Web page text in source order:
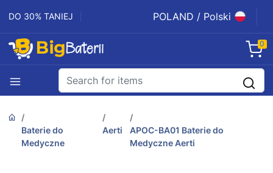
DO 30% TANIEJ POLAND / Polski
0
Baterie do
Medyczne
Aerti
APOC-BA01 Baterie do
Medyczne Aerti